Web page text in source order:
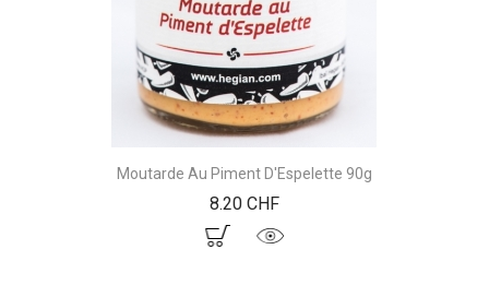
Moutarde Au Piment D'Espelette 90g
8.20 CHFPrix